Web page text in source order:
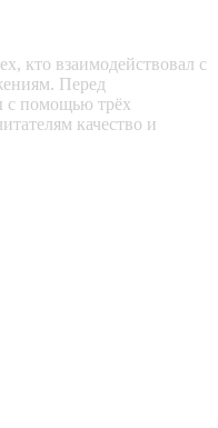
кто взаимодействовал с
Перед
с помощью трёх
качество и